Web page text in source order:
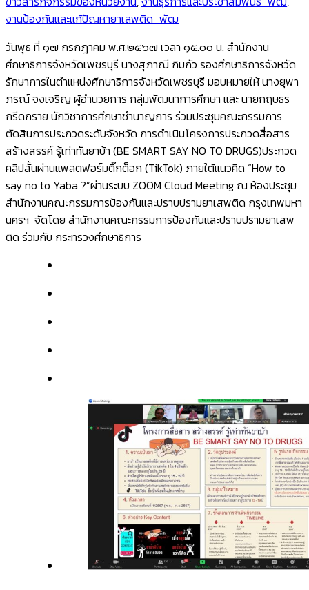
งานป้องกันและแก้ปัญหายาเลพติด_พัฒ
วันพุธ ที่ ๑๗ กรกฎาคม พ.ศ.๒๕๖๗ เวลา ๑๕.๐๐ น. สำนักงาน
ศึกษาธิการจังหวัดเพชรบุรี นางสุภาณี กิมกัว รองศึกษาธิการจังหวัด
รักษาการในตำแหน่งศึกษาธิการจังหวัดเพชรบุรี มอบหมายให้ นางยุพา
ภรณ์ จงเจริญ ผู้อำนวยการ กลุ่มพัฒนาการศึกษา และ นายกฤษธร
กรีดกราย นักวิชาการศึกษาชำนาญการ ร่วมประชุมคณะกรรมการ
ตัดสินการประกวดระดับจังหวัด การดำเนินโครงการประกวดสื่อสาร
สร้างสรรค์ รู้เท่าทันยาบ้า (BE SMART SAY NO TO DRUGS)ประกวด
คลิปสั้นผ่านแพลตฟอร์มติ๊กต็อก (TikTok) ภายใต้แนวคิด “How to
say no to Yaba ?”ผ่านระบบ ZOOM Cloud Meeting ณ ห้องประชุม
สำนักงานคณะกรรมการป้องกันและปราบปรามยาเสพติด กรุงเทพมหา
นครฯ จัดโดย สำนักงานคณะกรรมการป้องกันและปราบปรามยาเสพ
ติด ร่วมกับ กระทรวงศึกษาธิการ